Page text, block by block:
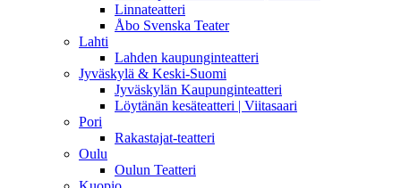
Linnateatteri
Åbo Svenska Teater
Lahti
Lahden kaupunginteatteri
Jyväskylä & Keski-Suomi
Jyväskylän Kaupunginteatteri
Löytänän kesäteatteri | Viitasaari
Pori
Rakastajat-teatteri
Oulu
Oulun Teatteri